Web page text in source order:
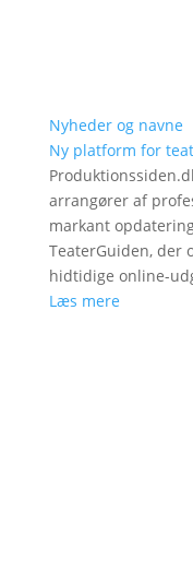
Nyheder og navne
Ny platform for
arrangører af
markant
TeaterGuiden, der
hidtidige online-
Læs mere